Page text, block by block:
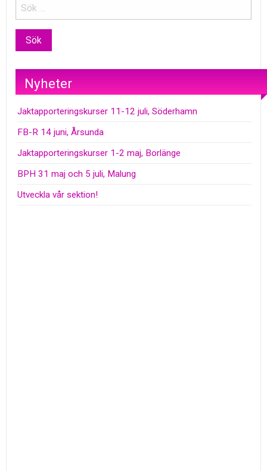
Nyheter
Jaktapporteringskurser 11-12 juli, Söderhamn
FB-R 14 juni, Årsunda
Jaktapporteringskurser 1-2 maj, Borlänge
BPH 31 maj och 5 juli, Malung
Utveckla vår sektion!